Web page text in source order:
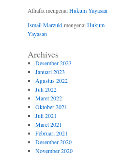
Alhafizmengenai Hukum Yayasan
Ismail Marzukimengenai Hukum
Yayasan
Archives
Desember 2023
Januari 2023
Agustus 2022
Juli 2022
Maret 2022
Oktober 2021
Juli 2021
Maret 2021
Februari 2021
Desember 2020
November 2020